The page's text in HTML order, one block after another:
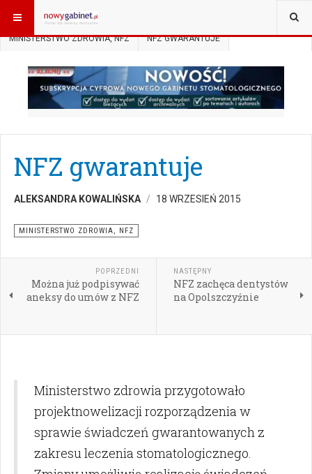
JESTEŚ TUTAJ: START
MINISTERSTWO ZDROWIA, NFZ NFZ GWARANTUJE
NFZ gwarantuje
ALEKSANDRA KOWALIŃSKA 18 WRZESIEŃ 2015
MINISTERSTWO ZDROWIA, NFZ
POPRZEDNI
Można już podpisywać
aneksy do umów z NFZ
NASTĘPNY
NFZ zachęca dentystów
na Opolszczyźnie
Ministerstwo zdrowia przygotowało
projektnowelizacji rozporządzenia w
sprawie świadczeń gwarantowanych z
zakresu leczenia stomatologicznego.